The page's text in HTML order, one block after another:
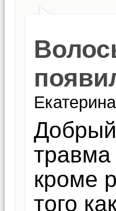
Екатерина
кроме
того